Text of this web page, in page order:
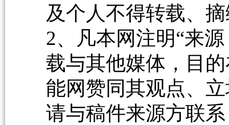
及个人不得转载、
2、凡本网注明“来
载与其他媒体，目
能网赞同其观点、
请与稿件来源方联